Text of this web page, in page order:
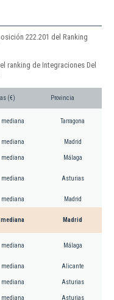
222.201 del Ranking
ranking de Integraciones Del
(€) Provincia
mediana Tarragona
mediana Madrid
mediana Málaga
mediana Asturias
mediana Madrid
mediana Madrid
mediana Málaga
mediana Alicante
mediana Asturias
mediana Asturias